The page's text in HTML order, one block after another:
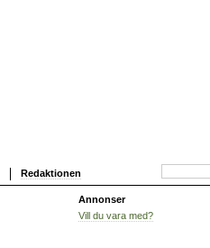
Redaktionen
Annonser
Vill du vara med?